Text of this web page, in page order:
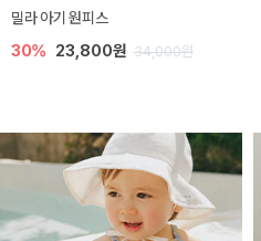
밀라 아기 원피스
30% 23,800원 34,000원